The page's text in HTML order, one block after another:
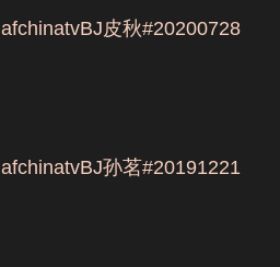
afchinatvBJ皮秋#20200728
afchinatvBJ孙茗#20191221